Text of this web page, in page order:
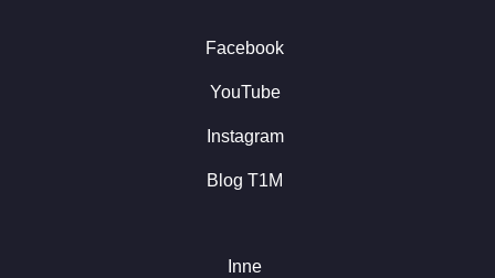
Facebook
YouTube
Instagram
Blog T1M
Inne